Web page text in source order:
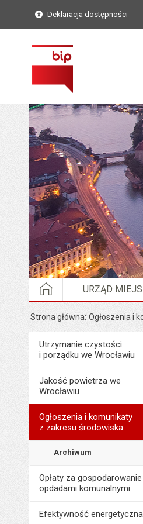
Deklaracja dostępności
STRONA GŁÓWNA
URZĄD
Strona główna Ogłoszenia i
MenuŚrodowisko i ekologia
Utrzymanie czystości
i porządku we Wrocławiu
Jakość powietrza we
Wrocławiu
Ogłoszenia i komunikaty
z zakresu środowiska
Archiwum
Opłaty za gospodarowanie
opdadami komunalnymi
Efektywność energetyczna